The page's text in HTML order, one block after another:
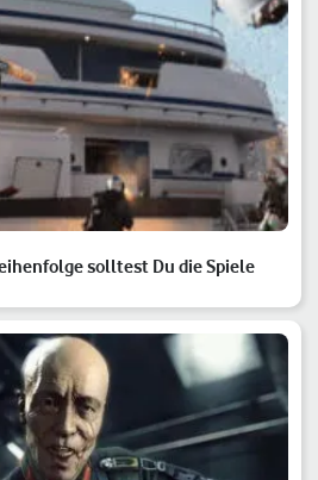
solltest Du die Spiele